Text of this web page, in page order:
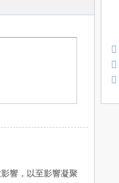
響，以至影響凝聚